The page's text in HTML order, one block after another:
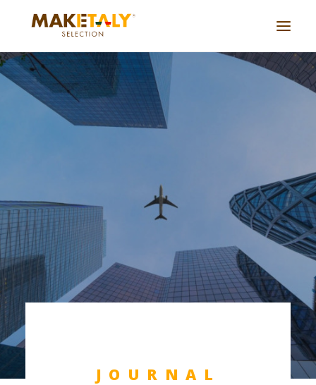
Azienda
Progetti
Journal
Lavora con noi
Cina live
CONTATTACI
JOURNAL